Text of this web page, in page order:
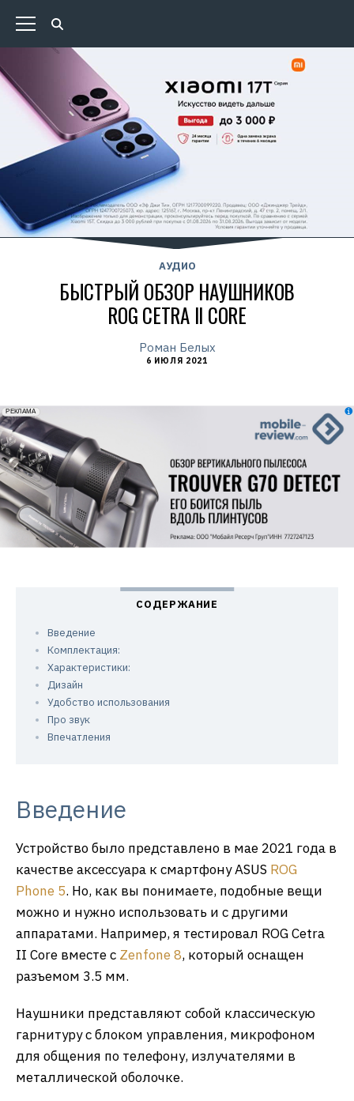
АУДИО
БЫСТРЫЙ ОБЗОР НАУШНИКОВ
ROG CETRA II CORE
Роман Белых
6 ИЮЛЯ 2021
erid: 2VfnxxmNzs5
РЕКЛАМА
Введение
Комплектация:
Характеристики:
Дизайн
Удобство использования
Про звук
Впечатления
Введение
Устройство было представлено в мае 2021 года в
качестве аксессуара к смартфону ASUS ROG
Phone 5. Но, как вы понимаете, подобные вещи
можно и нужно использовать и с другими
аппаратами. Например, я тестировал ROG Cetra
II Core вместе с Zenfone 8, который оснащен
разъемом 3.5 мм.
Наушники представляют собой классическую
гарнитуру с блоком управления, микрофоном
для общения по телефону, излучателями в
металлической оболочке.